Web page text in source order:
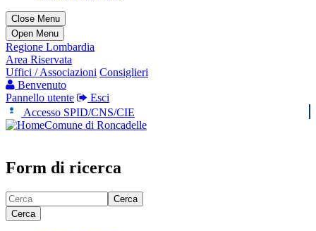
Close Menu
Open Menu
Regione Lombardia
Area Riservata
Uffici / Associazioni Consiglieri
Benvenuto
Pannello utente
Esci
Accesso SPID/CNS/CIE
Comune di Roncadelle
Form di ricerca
Cerca
Cerca